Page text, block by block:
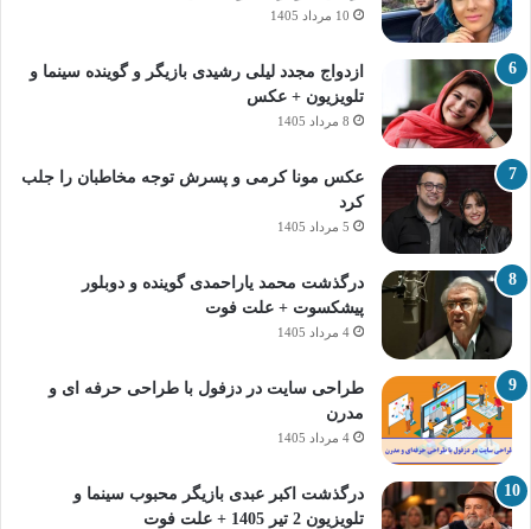
10 مرداد 1405
ازدواج مجدد لیلی رشیدی بازیگر و گوینده سینما و
تلویزیون + عکس
8 مرداد 1405
عکس مونا کرمی و پسرش توجه مخاطبان را جلب
کرد
5 مرداد 1405
درگذشت محمد یاراحمدی گوینده و دوبلور
پیشکسوت + علت فوت
4 مرداد 1405
طراحی سایت در دزفول با طراحی حرفه‌ ای و
مدرن
4 مرداد 1405
درگذشت اکبر عبدی بازیگر محبوب سینما و
تلویزیون 2 تیر 1405 + علت فوت